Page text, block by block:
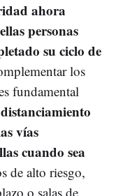
ahora
personas
su ciclo de
los
fundamental
vías
cuando sea
de alto riesgo,
o salas de